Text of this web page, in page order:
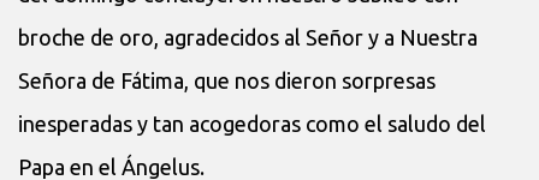
broche de oro, agradecidos al Señor y a Nuestra
Señora de Fátima, que nos dieron sorpresas
inesperadas y tan acogedoras como el saludo del
Papa en el Ángelus.